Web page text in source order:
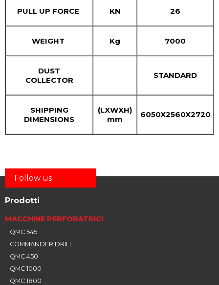
PULL UP FORCE KN 26
WEIGHT Kg 7000
DUST
COLLECTOR
STANDARD
SHIPPING
DIMENSIONS
(LXWXH)
mm
6050X2560X2720
Follow us
Prodotti
MACCHINE PERFORATRICI
QMC 545
COMMANDER DRILL
QMC 450
QMC 1000
QMC 1800